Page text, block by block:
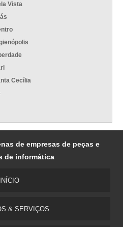
Vista
Cecília
de empresas de peças e
de informática
INÍCIO
& SERVIÇOS